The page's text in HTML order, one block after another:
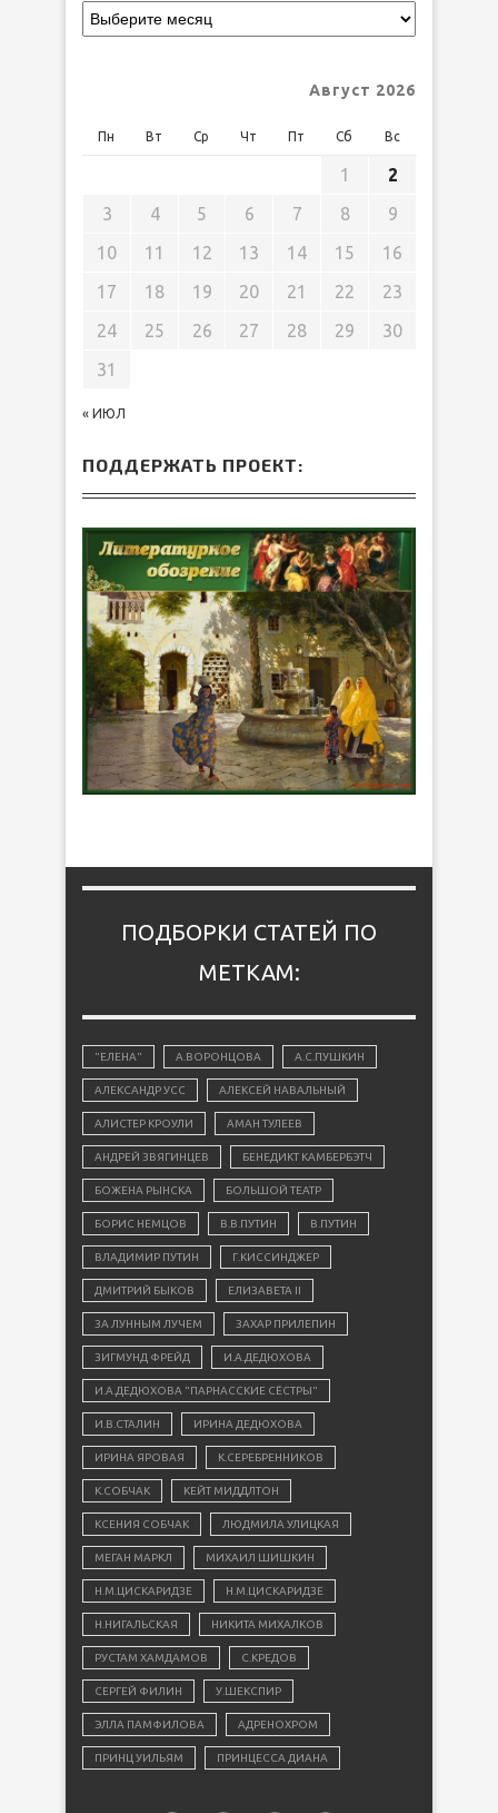
Август 2026
Пн Вт Ср Чт Пт Сб Вс
« ИЮЛ
1
2
3
4 5 6 7 8
9
10
11 12 13 14 15
16
17
18 19 20 21 22
23
24
25 26 27 28 29
30
31
ПОДДЕРЖАТЬ ПРОЕКТ:
ПОДБОРКИ СТАТЕЙ ПО
МЕТКАМ:
"ЕЛЕНА" А.ВОРОНЦОВА А.С.ПУШКИН
АЛЕКСАНДР УСС АЛЕКСЕЙ НАВАЛЬНЫЙ
АЛИСТЕР КРОУЛИ АМАН ТУЛЕЕВ
АНДРЕЙ ЗВЯГИНЦЕВ БЕНЕДИКТ КАМБЕРБЭТЧ
БОЖЕНА РЫНСКА БОЛЬШОЙ ТЕАТР
БОРИС НЕМЦОВ В.В.ПУТИН В.ПУТИН
ВЛАДИМИР ПУТИН Г.КИССИНДЖЕР
ДМИТРИЙ БЫКОВ ЕЛИЗАВЕТА II
ЗА ЛУННЫМ ЛУЧЕМ ЗАХАР ПРИЛЕПИН
ЗИГМУНД ФРЕЙД И.А.ДЕДЮХОВА
И.А.ДЕДЮХОВА "ПАРНАССКИЕ СЁСТРЫ"
И.В.СТАЛИН ИРИНА ДЕДЮХОВА
ИРИНА ЯРОВАЯ К.СЕРЕБРЕННИКОВ
К.СОБЧАК КЕЙТ МИДДЛТОН
КСЕНИЯ СОБЧАК ЛЮДМИЛА УЛИЦКАЯ
МЕГАН МАРКЛ МИХАИЛ ШИШКИН
Н.М.ЦИСКАРИДЗЕ Н.М.ЦИСКАРИДЗЕ
Н.НИГАЛЬСКАЯ НИКИТА МИХАЛКОВ
РУСТАМ ХАМДАМОВ С.КРЕДОВ
СЕРГЕЙ ФИЛИН У.ШЕКСПИР
ЭЛЛА ПАМФИЛОВА АДРЕНОХРОМ
ПРИНЦ УИЛЬЯМ ПРИНЦЕССА ДИАНА